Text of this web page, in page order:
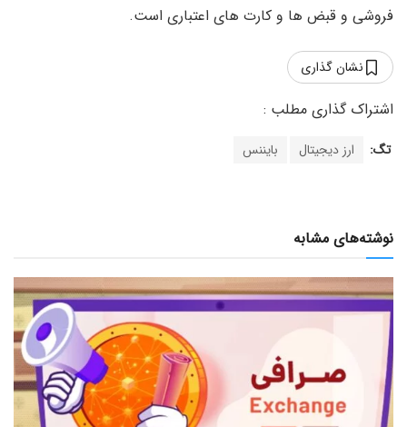
فروشی و قبض ها و کارت های اعتباری است.
نشان گذاری
تگ: ارز دیجیتال بایننس
نوشته‌های مشابه